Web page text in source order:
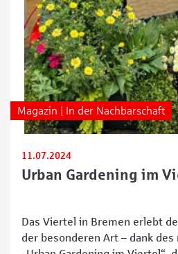
Magazin | In der Nachbarschaft
11.07.2024
Urban Gardening im
Das Viertel in Bremen erlebt
der besonderen Art – dank des